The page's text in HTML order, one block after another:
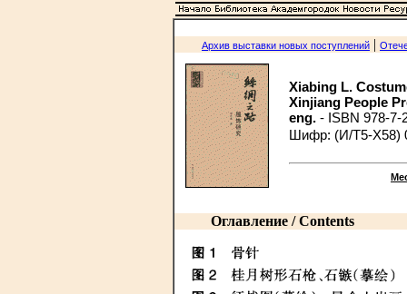
Архив выставки новых поступлений |
Xiabing L.
Xinjiang People
eng. - ISBN 978-7-
Шифр: (И/Т5-X58)
Оглавление / Contents